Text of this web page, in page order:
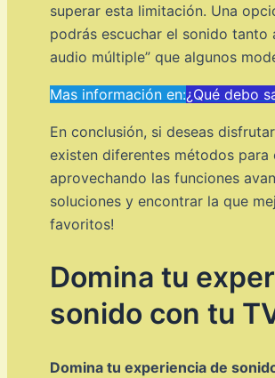
superar esta limitación. Una
podrás escuchar el sonido
audio múltiple” que algunos
Mas información en:¿Qué debo
En conclusión, si deseas
existen diferentes métodos
aprovechando las funciones
soluciones y encontrar la que
favoritos!
Domina tu
sonido con tu
Domina tu experiencia de